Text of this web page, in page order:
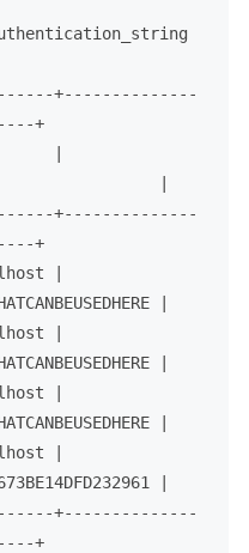
+--------------
+
|
|
+--------------
+
|
|
|
|
|
|
|
|
+--------------
+